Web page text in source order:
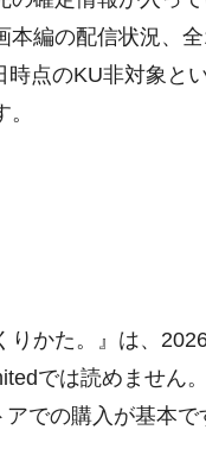
本編の配信状況、全
時点のKU非対象と
りかた。』は、
では読めません
での購入が基本で